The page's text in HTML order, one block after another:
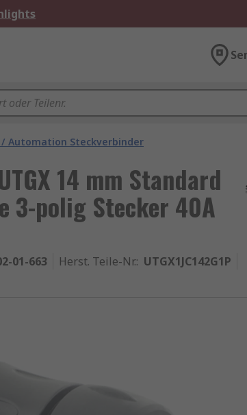
Automation Steckverbinder
14 mm Standard
3-polig Stecker 40A
01-663 Herst. Teile-Nr.: UTGX1JC142G1P